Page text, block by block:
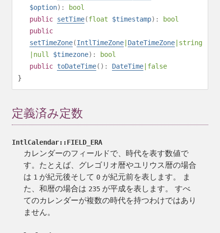
$option):
bool
public setTime(float $timestamp):
bool
public
setTimeZone(IntlTimeZone DateTimeZone string
null $timezone):
bool
public toDateTime(): DateTime false
}
定義済み定数
IntlCalendar::FIELD_ERA
カレンダーのフィールドで、時代を表す数値で
す。たとえば、グレゴリオ暦やユリウス暦の場合
は 1 が紀元後そして 0 が紀元前を表します。 ま
た、和暦の場合は 235 が平成を表します。 すべ
てのカレンダーが複数の時代を持つわけではあり
ません。